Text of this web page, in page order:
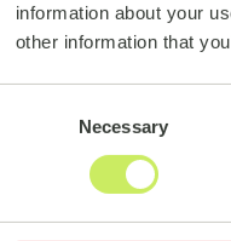
information about your
other information that
Necessary